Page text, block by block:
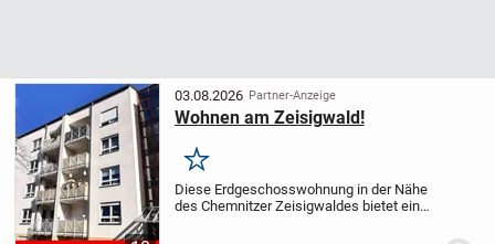
03.08.2026 Partner-Anzeige
Wohnen am Zeisigwald!
Merken
Diese Erdgeschosswohnung in der Nähe
des Chemnitzer Zeisigwaldes bietet eine